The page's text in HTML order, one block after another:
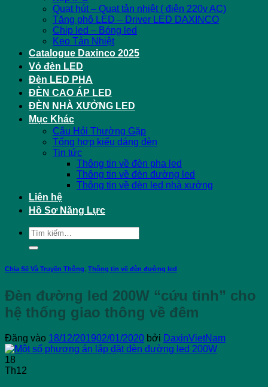
Quạt hút – Quạt tản nhiệt ( điện 220v AC)
Tăng phô LED – Driver LED DAXINCO
Chip led – Bóng led
Keo Tản Nhiệt
Catalogue Daxinco 2025
Vỏ đèn LED
Đèn LED PHA
ĐÈN CAO ÁP LED
ĐÈN NHÀ XƯỞNG LED
Mục Khác
Câu Hỏi Thường Gặp
Tổng hợp kiểu dáng đèn
Tin tức
Thông tin về đèn pha led
Thông tin về đèn đường led
Thông tin về đèn led nhà xưởng
Liên hệ
Hồ Sơ Năng Lực
Tìm
kiếm:
Chia Sẽ Và Truyền Thông, Thông tin về đèn đường led
Đèn đường led 200W “cứu tinh” cho
hệ thống giao thông về đêm
Đăng vào 18/12/201902/01/2020 bởi DaxinVietNam
18
Th12